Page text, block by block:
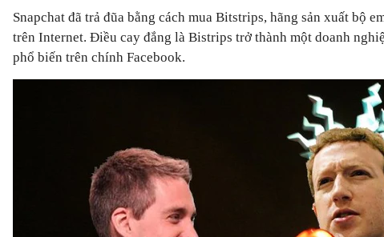
Snapchat đã trả đũa bằng cách mua Bitstrips, hãng sản xuất bộ
trên Internet. Điều cay đắng là Bistrips trở thành một doanh
phổ biến trên chính Facebook.